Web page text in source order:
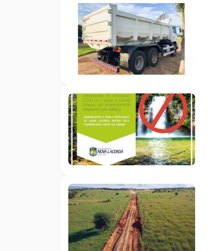
para
rodapé
[alt+4]